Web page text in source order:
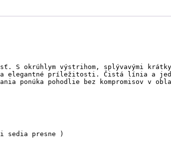
S okrúhlym výstrihom, splývavými
elegantné príležitosti. Čistá línia a
ponúka pohodlie bez kompromisov v
sedia presne )